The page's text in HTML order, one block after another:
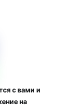
с вами и
на